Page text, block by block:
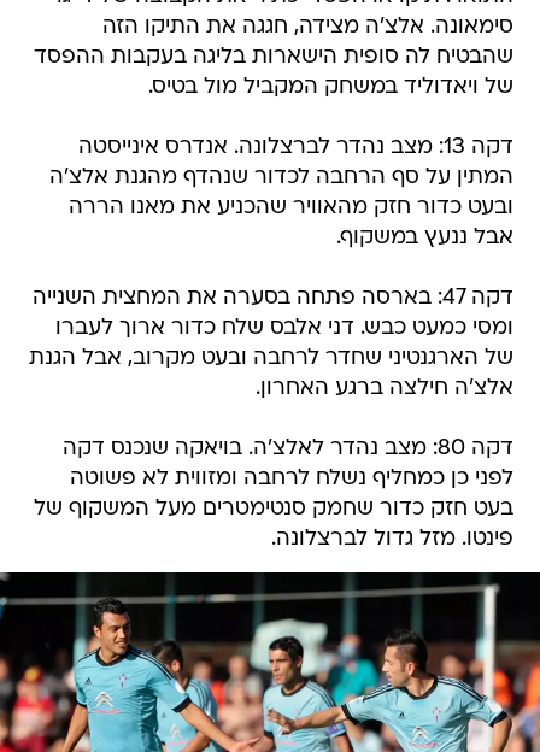
סימאונה. אלצ'ה מצידה, חגגה את התיקו הזה
שהבטיח לה סופית הישארות בליגה בעקבות ההפסד
של ויאדוליד במשחק המקביל מול בטיס.
דקה 13: מצב נהדר לברצלונה. אנדרס אינייסטה
המתין על סף הרחבה לכדור שנהדף מהגנת אלצ'ה
ובעט כדור חזק מהאוויר שהכניע את מאנו הררה
אבל ננעץ במשקוף.
דקה 47: בארסה פתחה בסערה את המחצית השנייה
ומסי כמעט כבש. דני אלבס שלח כדור ארוך לעברו
של הארגנטיני שחדר לרחבה ובעט מקרוב, אבל הגנת
אלצ'ה חילצה ברגע האחרון.
דקה 80: מצב נהדר לאלצ'ה. בויאקה שנכנס דקה
לפני כן כמחליף נשלח לרחבה ומזווית לא פשוטה
בעט חזק כדור שחמק סנטימטרים מעל המשקוף של
פינטו. מזל גדול לברצלונה.